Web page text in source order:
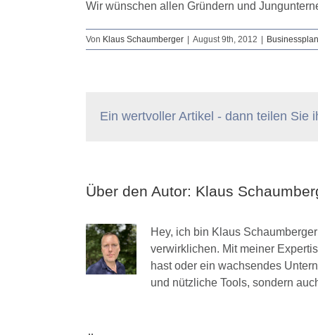
Wir wünschen allen Gründern und
Von Klaus Schaumberger | August 9th, 2012 |
Ein wertvoller Artikel - dann teilen Sie
Über den Autor: Klaus
Hey, ich bin Klaus
verwirklichen. Mit meiner
hast oder ein wachsendes
und nützliche Tools, sondern